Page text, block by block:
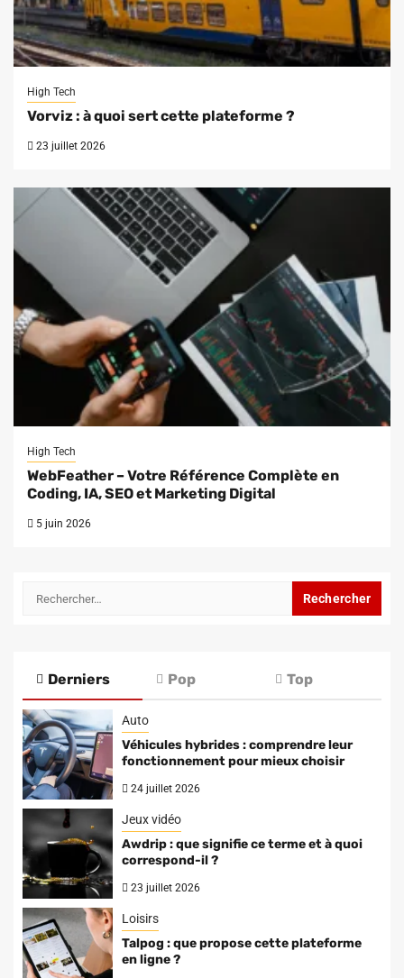
High Tech
Vorviz : à quoi sert cette plateforme ?
23 juillet 2026
High Tech
WebFeather – Votre Référence Complète en
Coding, IA, SEO et Marketing Digital
5 juin 2026
Rechercher :
Derniers Pop Top
Auto
Véhicules hybrides : comprendre leur
fonctionnement pour mieux choisir
24 juillet 2026
Jeux vidéo
Awdrip : que signifie ce terme et à quoi
correspond-il ?
23 juillet 2026
Loisirs
Talpog : que propose cette plateforme
en ligne ?